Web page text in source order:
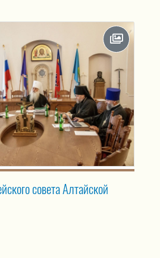
совета Алтайской